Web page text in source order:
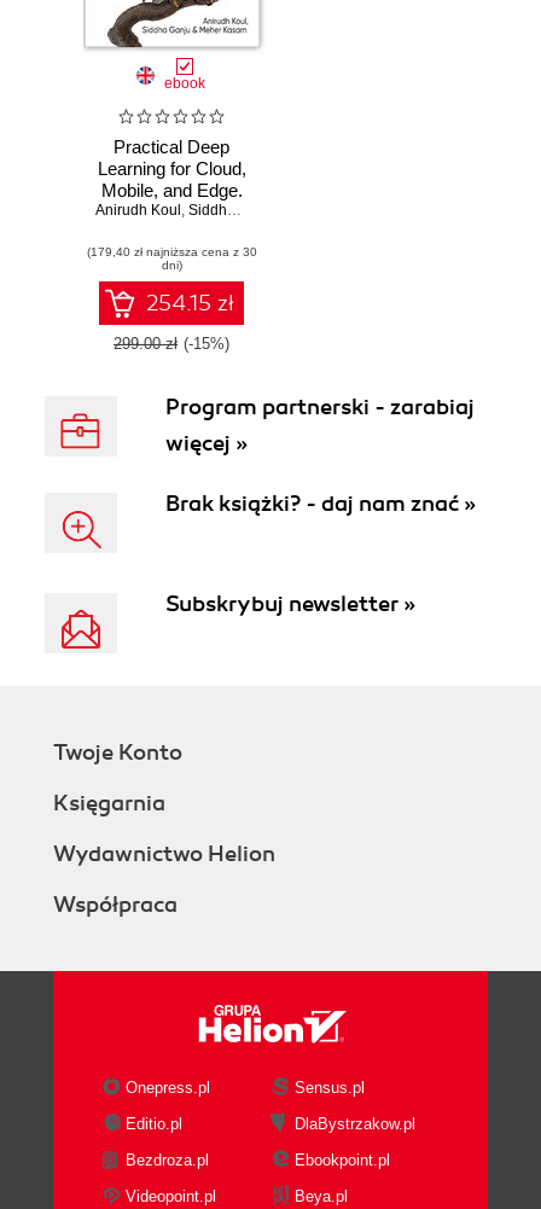
ebook
Practical Deep
Learning for Cloud,
Mobile, and Edge.
Real-World AI &
Projects Using
Python, Keras &
TensorFlow
Anirudh Koul , Siddha Ganju
(179,40 zł najniższa cena z 30
dni)
254.15 zł
299.00 zł (-15%)
Program partnerski - zarabiaj
więcej »
Brak książki? - daj nam znać »
Subskrybuj newsletter »
Twoje Konto
Księgarnia
Wydawnictwo Helion
Współpraca
Onepress.pl
Sensus.pl
Editio.pl
DlaBystrzakow.pl
Bezdroza.pl
Ebookpoint.pl
Videopoint.pl
Beya.pl